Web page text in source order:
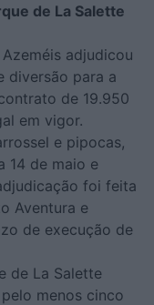
de La Salette
adjudicou
diversão para a
de 19.950
em vigor.
e pipocas,
14 de maio e
foi feita
Aventura e
de execução de
de La Salette
menos cinco